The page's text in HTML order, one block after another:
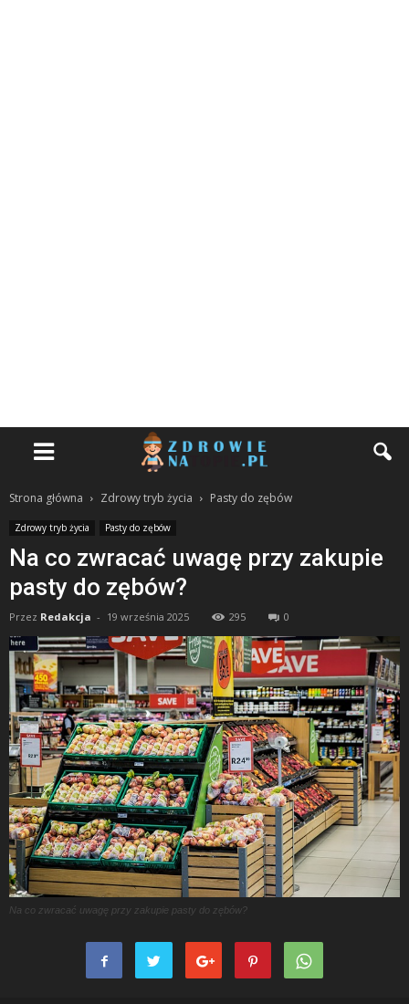
Strona główna Zdrowy tryb życia Pasty do zębów
Zdrowy tryb życia Pasty do zębów
Na co zwracać uwagę przy zakupie
pasty do zębów?
Przez Redakcja - 19 września 2025 295 0
Na co zwracać uwagę przy zakupie pasty do zębów?